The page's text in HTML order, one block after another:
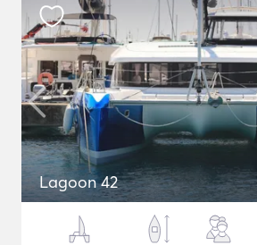
Lagoon 42